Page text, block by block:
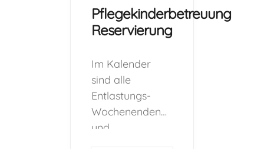
eines Kindes in
eine Freizeit, ist
eines
Schnuppertages
für beide Seiten
sehr wichtig! Je
nach
Pflegekinderbetreuung
Reservierung
Im Kalender
sind alle
Entlastungs-
Wochenenden
und